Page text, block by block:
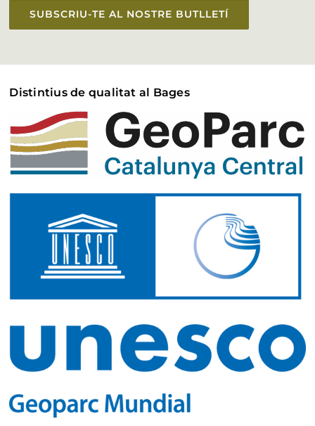
SUBSCRIU-TE AL NOSTRE BUTLLETÍ
Distintius de qualitat al Bages